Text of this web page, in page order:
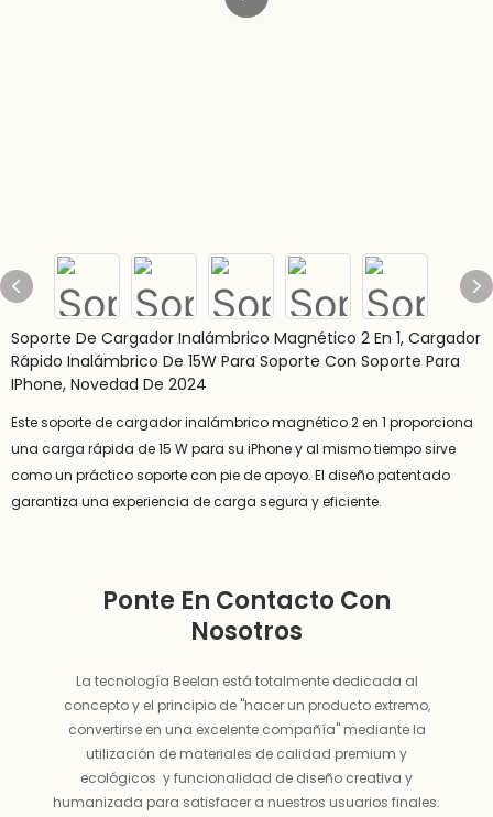
Soporte De Cargador Inalámbrico Magnético 2 En 1, Cargador
Rápido Inalámbrico De 15W Para Soporte Con Soporte Para
IPhone, Novedad De 2024
Este soporte de cargador inalámbrico magnético 2 en 1 proporciona
una carga rápida de 15 W para su iPhone y al mismo tiempo sirve
como un práctico soporte con pie de apoyo. El diseño patentado
garantiza una experiencia de carga segura y eficiente.
Ponte En Contacto Con
Nosotros
La tecnología Beelan está totalmente dedicada al
concepto y el principio de "hacer un producto extremo,
convertirse en una excelente compañía" mediante la
utilización de materiales de calidad premium y
ecológicos y funcionalidad de diseño creativa y
humanizada para satisfacer a nuestros usuarios finales.